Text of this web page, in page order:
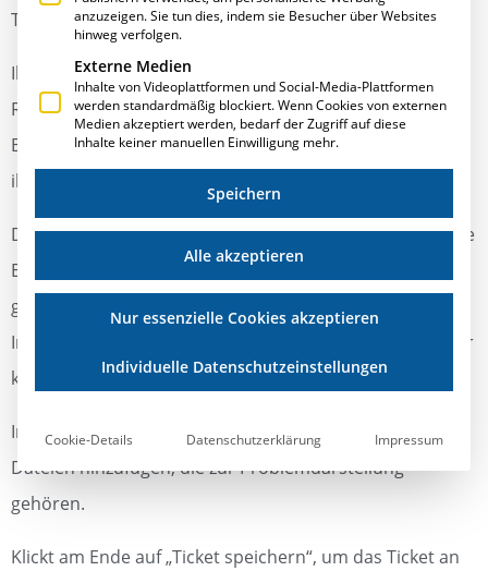
Ticket erstellen könnt.
Ihr findet die Funktion auf unserer Website über den
Reiter „Service” und dort im Kundenbereich. Im Online-
Bereich findet ihr unser Ticket-Info-System. Dort könnt
ihr ein Ticket erstellen.
Dafür benötigt ihr eure Lizenznummer und eure aktuelle
E·R·Plus-Version. In der Problembeschreibung könnt ihr
gerne so ausführlich wie möglich sein. Je mehr
Informationen unser Support-Team erhält, desto besser
kann es euer Anliegen nachvollziehen.
Im Anhang könnt ihr noch Screenshots oder andere
Dateien hinzufügen, die zur Problemdarstellung
gehören.
Klickt am Ende auf „Ticket speichern“, um das Ticket an
anzuzeigen. Sie tun dies, indem sie Besucher über Websites
hinweg verfolgen.
Externe Medien
Inhalte von Videoplattformen und Social-Media-Plattformen
werden standardmäßig blockiert. Wenn Cookies von externen
Medien akzeptiert werden, bedarf der Zugriff auf diese
Inhalte keiner manuellen Einwilligung mehr.
Speichern
Alle akzeptieren
Nur essenzielle Cookies akzeptieren
Individuelle Datenschutzeinstellungen
Cookie-Details Datenschutzerklärung Impressum